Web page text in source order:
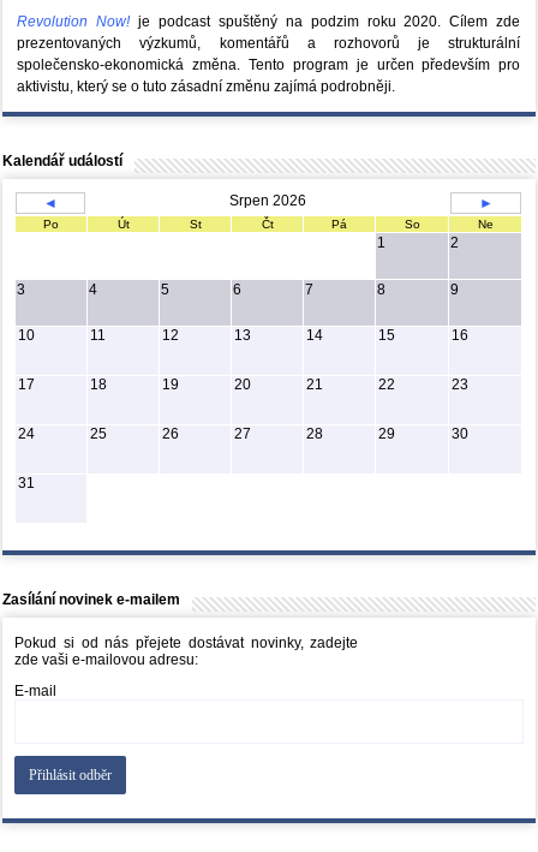
Revolution Now! je podcast spuštěný na podzim roku 2020.Cílem zde
prezentovaných výzkumů, komentářů a rozhovorů je strukturální
společensko-ekonomická změna. Tento program je určen především pro
aktivistu, který se o tuto zásadní změnu zajímá podrobněji.
Kalendář událostí
◄ Srpen 2026 ►
Po Út St Čt Pá So Ne
1 2
3 4 5 6 7 8 9
10 11 12 13 14 15 16
17 18 19 20 21 22 23
24 25 26 27 28 29 30
31
Zasílání novinek e-mailem
Pokud si od nás přejete dostávat novinky, zadejte
zde vaši e-mailovou adresu:
E-mail